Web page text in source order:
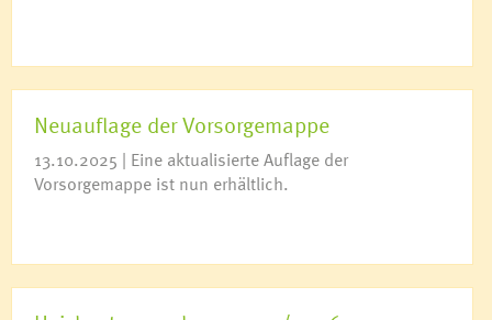
Neuauflage der Vorsorgemappe
13.10.2025 | Eine aktualisierte Auflage der
Vorsorgemappe ist nun erhältlich.